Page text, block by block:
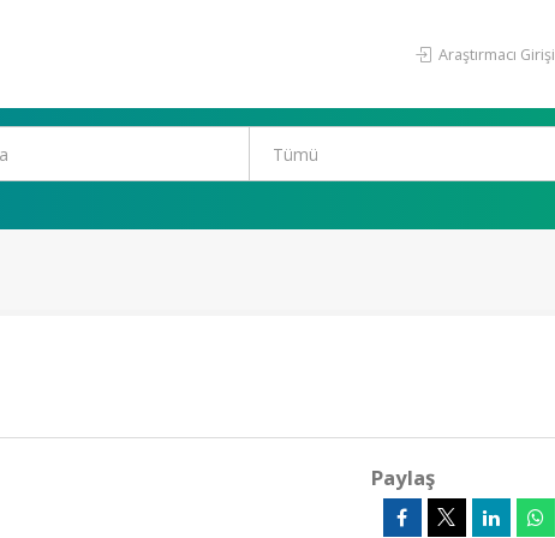
Araştırmacı Girişi
Paylaş